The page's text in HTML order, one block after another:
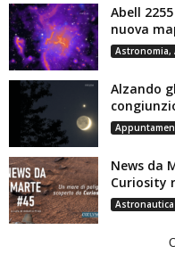
Abell
nuova
Astronomia,
Alzando
News da
Curiosity